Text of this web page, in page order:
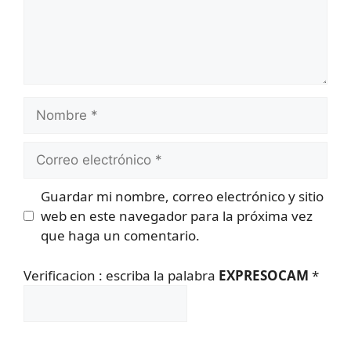
Nombre
Correo
Guardar mi nombre, correo electrónico y sitio
web en este navegador para la próxima vez
que haga un comentario.
Verificacion : escriba la palabra EXPRESOCAM *